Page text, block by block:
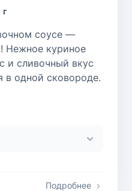
соусе —
Нежное куриное
и сливочный вкус
в одной сковороде.
Подробнее